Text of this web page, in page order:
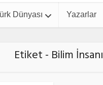
Dünyası Yazarlar
Etiket - Bilim İnsanı